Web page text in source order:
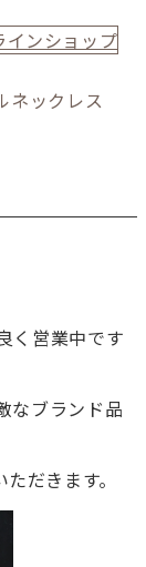
インショップ
ネックレス
く営業中です
なブランド品
だきます。